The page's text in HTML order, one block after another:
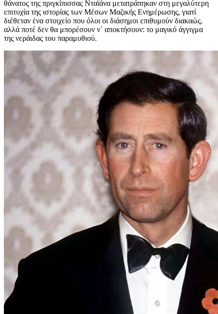
θάνατος της πριγκίπισσας Νταϊάνα μετατράπηκαν στη μεγαλύτερη
επιτυχία της ιστορίας των Μέσων Μαζικής Ενημέρωσης, γιατί
διέθεταν ένα στοιχείο που όλοι οι διάσημοι επιθυμούν διακαώς,
αλλά ποτέ δεν θα μπορέσουν ν΄ αποκτήσουν: το μαγικό άγγιγμα
της νεράιδας του παραμυθιού.